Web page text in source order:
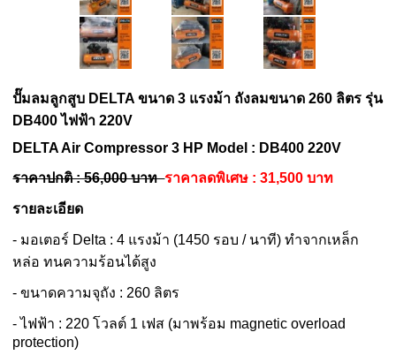
ปั๊มลมลูกสูบ DELTA ขนาด 3 แรงม้า ถังลมขนาด 260 ลิตร รุ่น
DB400 ไฟฟ้า 220V
DELTA Air Compressor 3 HP Model : DB400 220V
ราคาปกติ : 56,000 บาทราคาลดพิเศษ : 31,500 บาท
รายละเอียด
- มอเตอร์ Delta : 4 แรงม้า (1450 รอบ / นาที) ทำจากเหล็ก
หล่อ ทนความร้อนได้สูง
- ขนาดความจุถัง : 260 ลิตร
- ไฟฟ้า : 220 โวลต์ 1 เฟส (มาพร้อม magnetic overload
protection)